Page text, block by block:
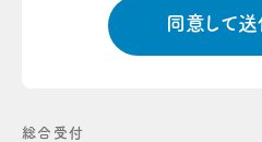
総合受付